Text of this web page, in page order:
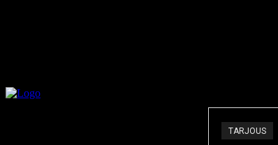
TARJOUS